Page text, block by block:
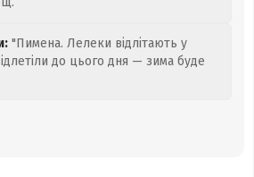
"Пимена. Лелеки відлітають у
до цього дня — зима буде